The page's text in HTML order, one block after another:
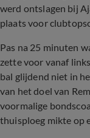
werd ontslagen bij
plaats voor
Pas na 25 minuten
zette voor vanaf
bal glijdend niet in
van het doel van
voormalige
thuisploeg mikte op